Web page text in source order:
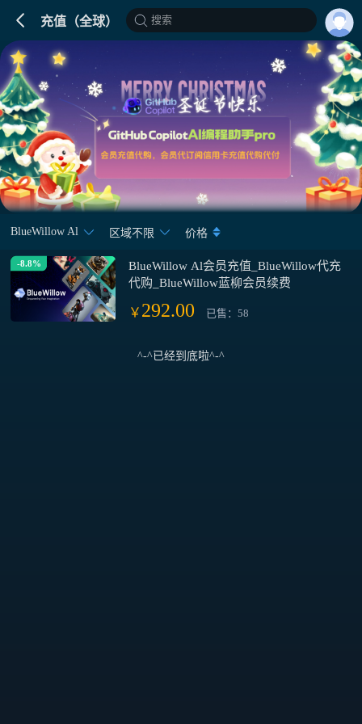
充值（全球） 搜索
BlueWillow Al 区域不限 价格
-8.8%
BlueWillow Al会员充值_BlueWillow代充
代购_BlueWillow蓝柳会员续费
￥ 292.00 已售：58
^-^已经到底啦^-^